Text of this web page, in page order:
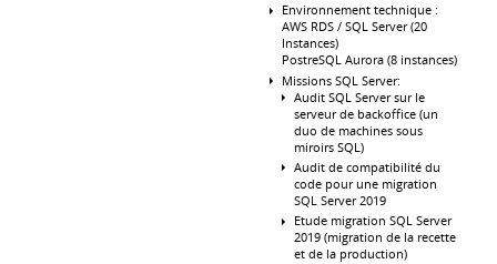
Environnement technique :
AWS RDS / SQL Server (20
Instances)
PostreSQL Aurora (8 instances)
Missions SQL Server:
Audit SQL Server sur le
serveur de backoffice (un
duo de machines sous
miroirs SQL)
Audit de compatibilité du
code pour une migration
SQL Server 2019
Etude migration SQL Server
2019 (migration de la recette
et de la production)